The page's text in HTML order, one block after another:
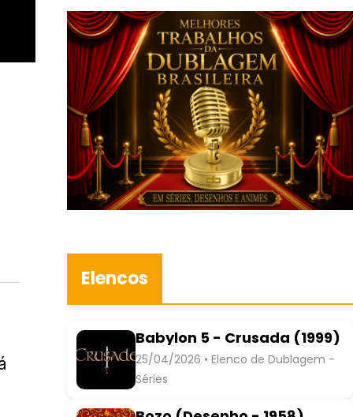
Elencos
Babylon 5 - Crusada (1999)
25/04/2026 • Elenco de Dublagem -
Séries